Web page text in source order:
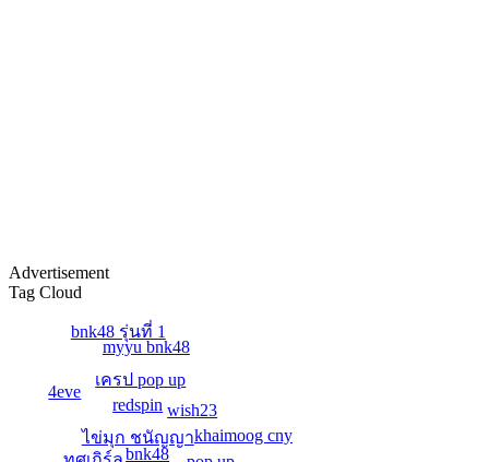
Re: วินาที Stang BNK48
25/11/18 08:21:12
By: OoHmusic
คำร้อง/ทำนอง : STANG BNK48 / ครูสุธี นามศิริเลิศ
Advertisement
Tag Cloud
bnk48
ไข่มุก ชนัญญา
redspin
เครป pop up
wish23
khaimoog cny
myyu bnk48
4eve
bnk48 รุ่นที่ 1